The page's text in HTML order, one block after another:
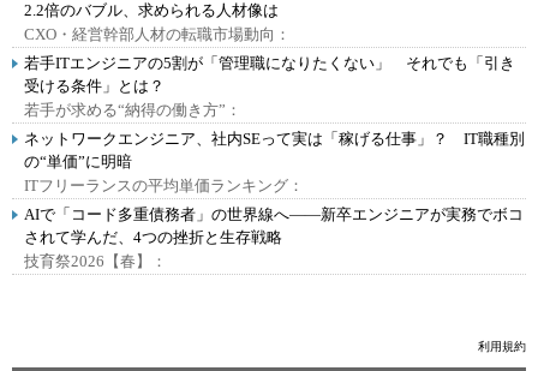
2.2倍のバブル、求められる人材像は
CXO・経営幹部人材の転職市場動向：
若手ITエンジニアの5割が「管理職になりたくない」 それでも「引き
受ける条件」とは？
若手が求める“納得の働き方”：
ネットワークエンジニア、社内SEって実は「稼げる仕事」？ IT職種別
の“単価”に明暗
ITフリーランスの平均単価ランキング：
AIで「コード多重債務者」の世界線へ――新卒エンジニアが実務でボコ
されて学んだ、4つの挫折と生存戦略
技育祭2026【春】：
利用規約